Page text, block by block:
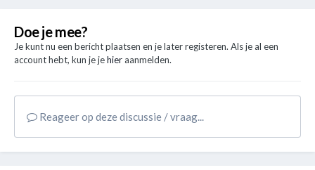
Doe je mee?
Je kunt nu een bericht plaatsen en je later registeren. Als je al een
account hebt, kun je jehieraanmelden.
Reageer op deze discussie / vraag...